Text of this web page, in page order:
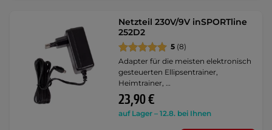
Netzteil 230V/9V inSPORTline
252D2
5 (8)
Adapter für die meisten elektronisch
gesteuerten Ellipsentrainer,
Heimtrainer, …
23,90 €
auf Lager – 12.8. bei Ihnen